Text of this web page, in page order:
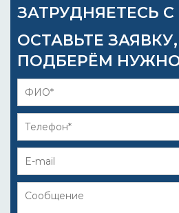
ЗАТРУДНЯЕТЕСЬ
ОСТАВЬТЕ
ПОДБЕРЁМ